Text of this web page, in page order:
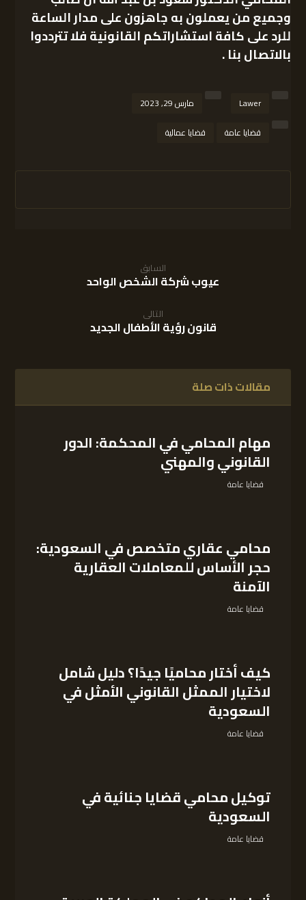
وجميع من يعملون به جاهزون على مدار الساعة
للرد على كافة استشاراتكم القانونية فلا تترددوا
بالاتصال بنا .
Lawer
مارس 29, 2023
قضايا عامة
قضايا عمالية
السابق
عيوب شركة الشخص الواحد
التالى
قانون رؤية الأطفال الجديد
مقالات ذات صلة
مهام المحامي في المحكمة: الدور
القانوني والمهني
قضايا عامة
محامي عقاري متخصص في السعودية:
حجر الأساس للمعاملات العقارية
الآمنة
قضايا عامة
كيف أختار محاميًا جيدًا؟ دليل شامل
لاختيار الممثل القانوني الأمثل في
السعودية
قضايا عامة
توكيل محامي قضايا جنائية في
السعودية
قضايا عامة